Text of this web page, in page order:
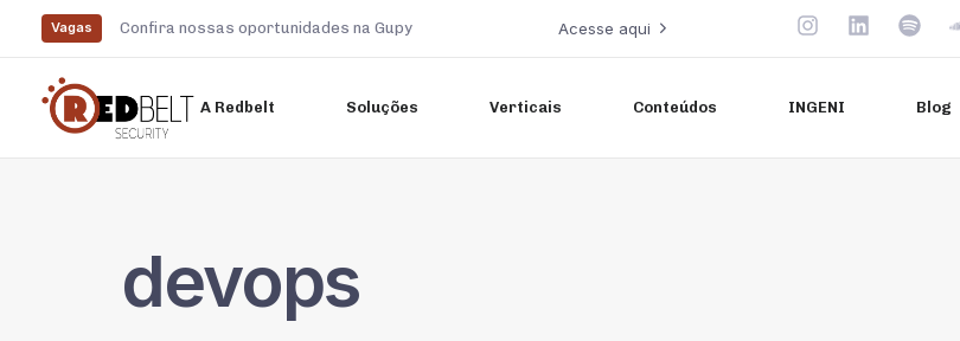
Vagas Confira nossas oportunidades na Gupy Acesse aqui
A Redbelt Soluções Verticais Conteúdos INGENI Blog
devops